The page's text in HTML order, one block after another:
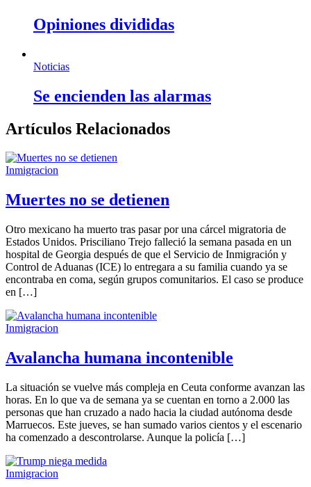
Opiniones divididas
Noticias
Se encienden las alarmas
Artículos Relacionados
Inmigracion
Muertes no se detienen
Otro mexicano ha muerto tras pasar por una cárcel migratoria de
Estados Unidos. Prisciliano Trejo falleció la semana pasada en un
hospital de Georgia después de que el Servicio de Inmigración y
Control de Aduanas (ICE) lo entregara a su familia cuando ya se
encontraba en coma, según grupos comunitarios. El caso se produce
en […]
Inmigracion
Avalancha humana incontenible
La situación se vuelve más compleja en Ceuta conforme avanzan las
horas. En lo que va de semana ya se cuentan en torno a 2.000 las
personas que han cruzado a nado hacia la ciudad autónoma desde
Marruecos. Este jueves, se han sumado varios cientos y el escenario
ha comenzado a descontrolarse. Aunque la policía […]
Inmigracion